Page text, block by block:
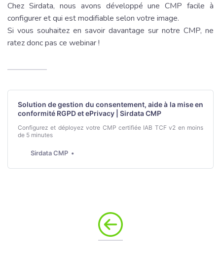
Chez Sirdata, nous avons développé une CMP facile à
configurer et qui est modifiable selon votre image.
Si vous souhaitez en savoir davantage sur notre CMP, ne
ratez donc pas ce webinar !
Solution de gestion du consentement, aide à la mise en
conformité RGPD et ePrivacy | Sirdata CMP
Configurez et déployez votre CMP certifiée IAB TCF v2 en moins
de 5 minutes
Sirdata CMP